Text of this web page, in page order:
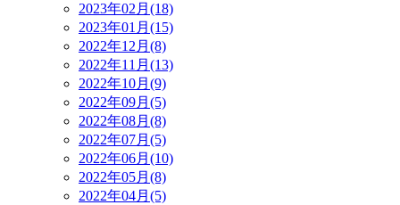
2023年02月(18)
2023年01月(15)
2022年12月(8)
2022年11月(13)
2022年10月(9)
2022年09月(5)
2022年08月(8)
2022年07月(5)
2022年06月(10)
2022年05月(8)
2022年04月(5)